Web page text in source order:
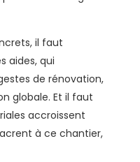
il faut
aides, qui
de rénovation,
globale. Et il faut
accroissent
à ce chantier,